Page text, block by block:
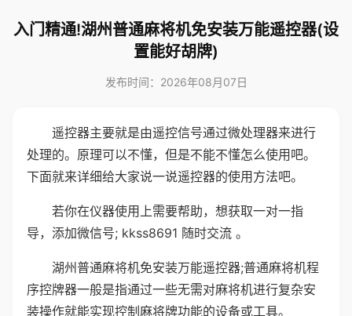
入门精通!湖州普通麻将机免安装万能遥控器(设
置能好胡牌)
发布时间：2026年08月07日
遥控器主要就是由遥控信号通过微处理器来进行
处理的。原理可以不懂，但是不能不懂怎么使用吧。
下面就来详细给大家说一说遥控器的使用方法吧。
若你在仪器使用上需要帮助，想获取一对一指
导，添加微信号; kkss8691 随时交流 。
湖州普通麻将机免安装万能遥控器;普通麻将机程
序控牌器一般是指通过一些无需对麻将机进行复杂安
装操作就能实现控制麻将牌功能的设备或工具。